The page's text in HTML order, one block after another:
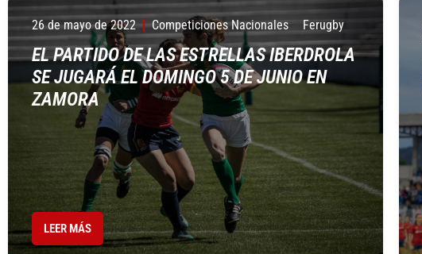
26 de mayo de 2022 Competiciones Nacionales Ferugby
EL PARTIDO DE LAS ESTRELLAS IBERDROLA
SE JUGARÁ EL DOMINGO 5 DE JUNIO EN
ZAMORA
LEER MÁS